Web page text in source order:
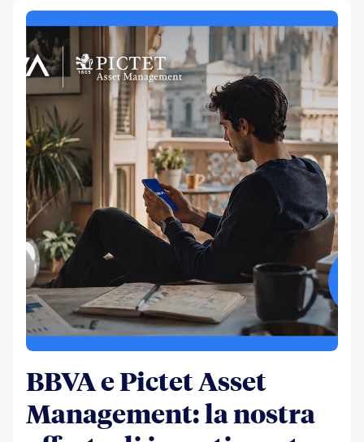
BBVA e Pictet Asset
Management: la nostra